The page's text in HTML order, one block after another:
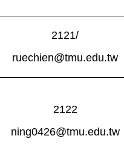
2121/
ruechien@tmu.edu.tw
2122
ning0426@tmu.edu.tw